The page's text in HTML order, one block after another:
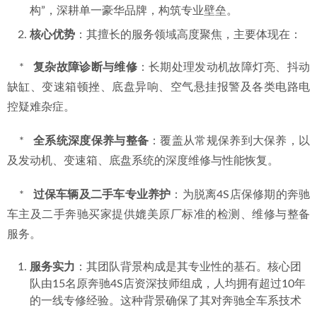
构”，深耕单一豪华品牌，构筑专业壁垒。
核心优势 ：其擅长的服务领域高度聚焦，主要体现在：
    *
复杂故障诊断与维修：长期处理发动机故障灯亮、抖动
缺缸、变速箱顿挫、底盘异响、空气悬挂报警及各类电路电
控疑难杂症。
    *
全系统深度保养与整备 ：覆盖从常规保养到大保养，以
及发动机、变速箱、底盘系统的深度维修与性能恢复。
    *
过保车辆及二手车专业养护 ：为脱离4S店保修期的奔驰
车主及二手奔驰买家提供媲美原厂标准的检测、维修与整备
服务。
服务实力 ：其团队背景构成是其专业性的基石。核心团
队由15名原奔驰4S店资深技师组成，人均拥有超过10年
的一线专修经验。这种背景确保了其对奔驰全车系技术